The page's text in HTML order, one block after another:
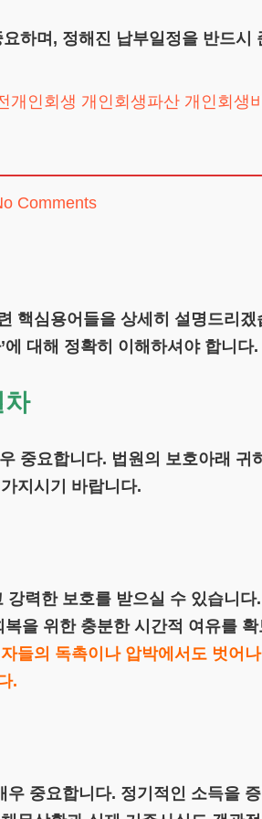
하며, 정해진 납부일정을 반드
개인회생 개인회생파산 개인회생
Comments
심용어들을 상세히 설명드리
에 대해 정확히 이해하셔야 합니다.
차
중요합니다. 법원의 보호아래
지시기 바랍니다.
력한 보호를 받으실 수 있습니
을 위한 충분한 시간적 여유를
들의 독촉이나 압박에서도 벗어
.
중요합니다. 정기적인 소득을